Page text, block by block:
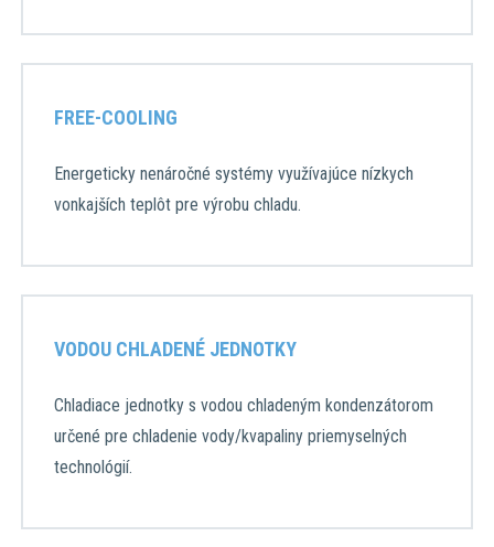
FREE-COOLING
Energeticky nenáročné systémy využívajúce nízkych
vonkajších teplôt pre výrobu chladu.
VODOU CHLADENÉ JEDNOTKY
Chladiace jednotky s vodou chladeným kondenzátorom
určené pre chladenie vody/kvapaliny priemyselných
technológií.